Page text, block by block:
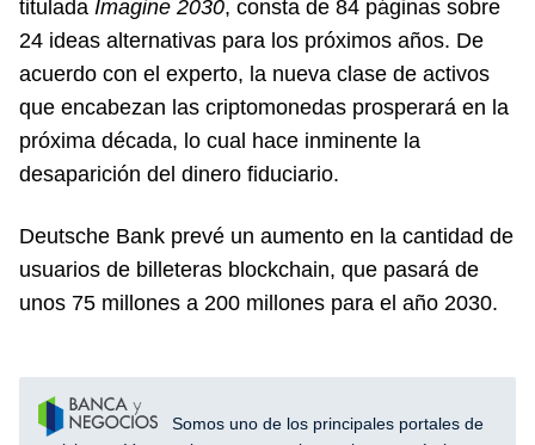
titulada Imagine 2030, consta de 84 páginas sobre
24 ideas alternativas para los próximos años. De
acuerdo con el experto, la nueva clase de activos
que encabezan las criptomonedas prosperará en la
próxima década, lo cual hace inminente la
desaparición del dinero fiduciario.
Deutsche Bank prevé un aumento en la cantidad de
usuarios de billeteras blockchain, que pasará de
unos 75 millones a 200 millones para el año 2030.
Somos uno de los principales portales de